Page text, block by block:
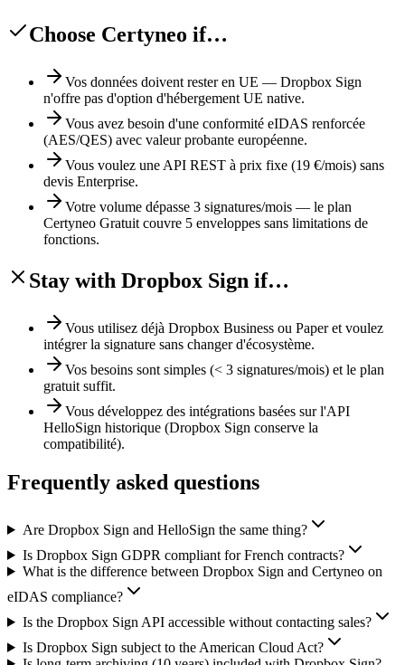
Choose Certyneo if…
Vos données doivent rester en UE — Dropbox Sign
n'offre pas d'option d'hébergement UE native.
Vous avez besoin d'une conformité eIDAS renforcée
(AES/QES) avec valeur probante européenne.
Vous voulez une API REST à prix fixe (19 €/mois) sans
devis Enterprise.
Votre volume dépasse 3 signatures/mois — le plan
Certyneo Gratuit couvre 5 enveloppes sans limitations de
fonctions.
Stay with Dropbox Sign if…
Vous utilisez déjà Dropbox Business ou Paper et voulez
intégrer la signature sans changer d'écosystème.
Vos besoins sont simples (< 3 signatures/mois) et le plan
gratuit suffit.
Vous développez des intégrations basées sur l'API
HelloSign historique (Dropbox Sign conserve la
compatibilité).
Frequently asked questions
Are Dropbox Sign and HelloSign the same thing?
Is Dropbox Sign GDPR compliant for French contracts?
What is the difference between Dropbox Sign and Certyneo on
eIDAS compliance?
Is the Dropbox Sign API accessible without contacting sales?
Is Dropbox Sign subject to the American Cloud Act?